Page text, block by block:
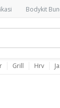
Bodykit
Grill Hrv